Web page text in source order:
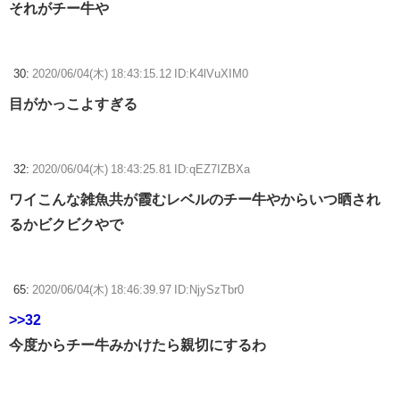
それがチー牛や
30: 2020/06/04(木) 18:43:15.12 ID:K4lVuXIM0
目がかっこよすぎる
32: 2020/06/04(木) 18:43:25.81 ID:qEZ7IZBXa
ワイこんな雑魚共が霞むレベルのチー牛やからいつ晒され
るかビクビクやで
65: 2020/06/04(木) 18:46:39.97 ID:NjySzTbr0
>>32
今度からチー牛みかけたら親切にするわ